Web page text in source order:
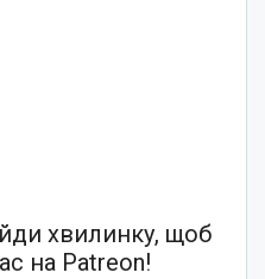
хвилинку, щоб
на Patreon!